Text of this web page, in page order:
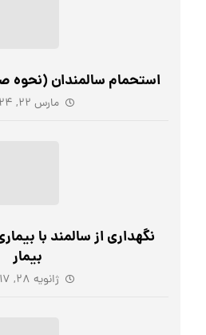
استحمام سالمندان (نحوه
مارس ۲۲, ۲۰۲۴
نگهداری از سالمند با
بیمار
ژانویه ۲۸, ۲۰۱۷